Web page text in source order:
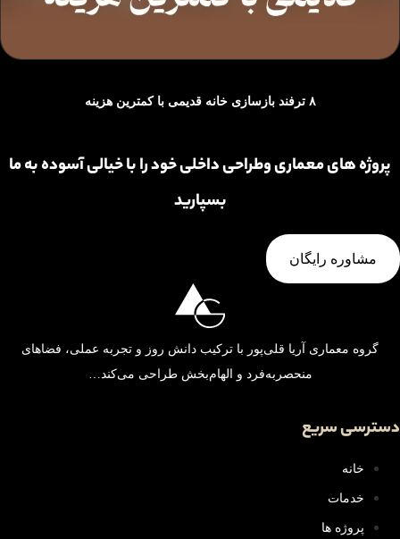
۸ ترفند بازسازی خانه قدیمی با کمترین هزینه
پروژه های معماری وطراحی داخلی خود را با خیالی آسوده به ما
بسپارید
مشاوره رایگان
گروه معماری آریا قلی‌پور با ترکیب دانش روز و تجربه عملی، فضاهای
منحصر‌به‌فرد و الهام‌بخش طراحی می‌کند…
دسترسی سریع
خانه
خدمات
پروژه ها